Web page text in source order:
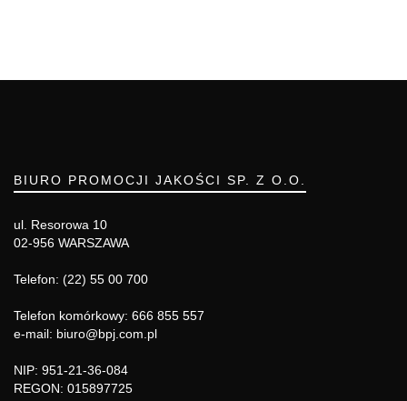
BIURO PROMOCJI JAKOŚCI SP. Z O.O.
ul. Resorowa 10
02-956 WARSZAWA
Telefon: (22) 55 00 700
Telefon komórkowy: 666 855 557
e-mail: biuro@bpj.com.pl
NIP: 951-21-36-084
REGON: 015897725